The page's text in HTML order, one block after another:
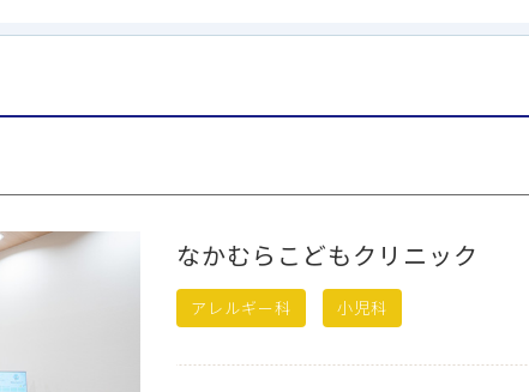
なかむらこどもクリニック
アレルギー科 小児科